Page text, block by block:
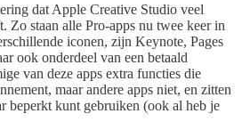
dat Apple Creative Studio veel
Zo staan alle Pro-apps nu twee keer in
iconen, zijn Keynote, Pages
ook onderdeel van een betaald
van deze apps extra functies die
maar andere apps niet, en zitten
beperkt kunt gebruiken (ook al heb je